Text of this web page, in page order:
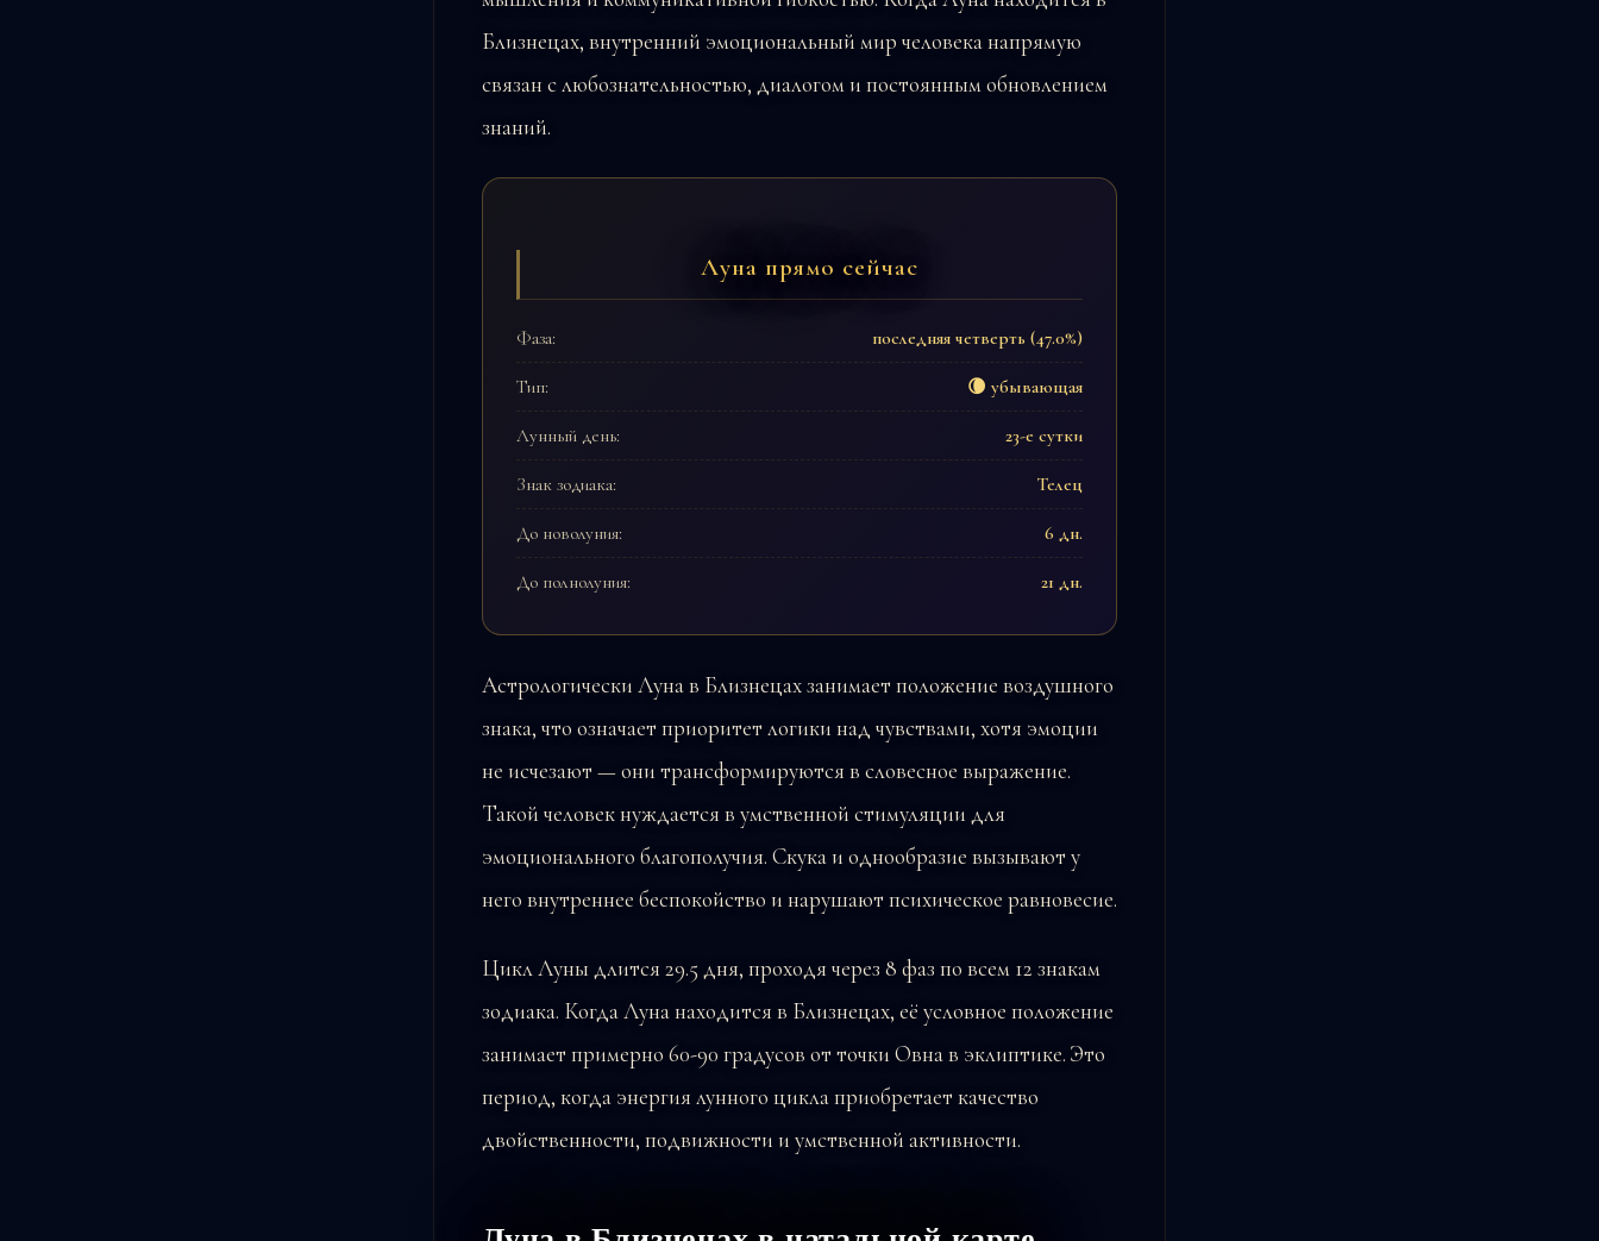
Близнецах, внутренний эмоциональный мир человека напрямую
связан с любознательностью, диалогом и постоянным обновлением
знаний.
Луна прямо сейчас
Фаза: последняя четверть (47.0%)
Тип: 🌘 убывающая
Лунный день: 23-е сутки
Знак зодиака: Телец
До новолуния: 6 дн.
До полнолуния: 21 дн.
Астрологически Луна в Близнецах занимает положение воздушного
знака, что означает приоритет логики над чувствами, хотя эмоции
не исчезают — они трансформируются в словесное выражение.
Такой человек нуждается в умственной стимуляции для
эмоционального благополучия. Скука и однообразие вызывают у
него внутреннее беспокойство и нарушают психическое равновесие.
Цикл Луны длится 29.5 дня, проходя через 8 фаз по всем 12 знакам
зодиака. Когда Луна находится в Близнецах, её условное положение
занимает примерно 60-90 градусов от точки Овна в эклиптике. Это
период, когда энергия лунного цикла приобретает качество
двойственности, подвижности и умственной активности.